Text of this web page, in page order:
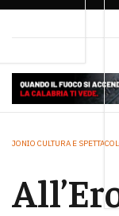
JONIO CULTURA E